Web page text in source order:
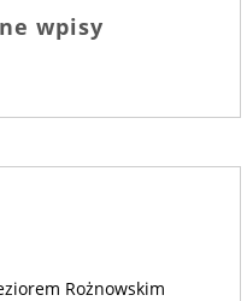
wpisy
Rożnowskim